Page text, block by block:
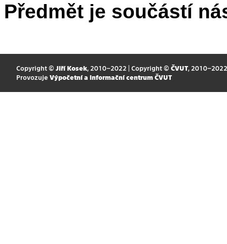
Předmět je součástí
Copyright © Jiří Kosek, 2010–2022 | Copyright © ČVUT, 2010–2022
Provozuje Výpočetní a informační centrum ČVUT